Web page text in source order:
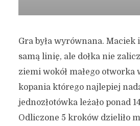
Gra była wyrównana.
samą linię, ale dołka nie
ziemi wokół małego otworka
kopania którego najlepiej
jednozłotówka leżało ponad
Odliczone 5 kroków dzieliło